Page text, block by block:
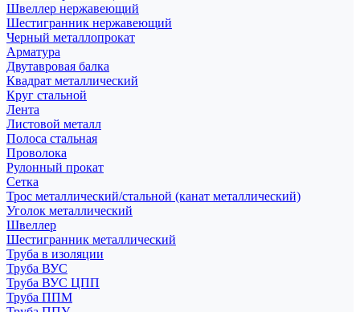
Швеллер нержавеющий
Шестигранник нержавеющий
Черный металлопрокат
Арматура
Двутавровая балка
Квадрат металлический
Круг стальной
Лента
Листовой металл
Полоса стальная
Проволока
Рулонный прокат
Сетка
Трос металлический/стальной (канат металлический)
Уголок металлический
Швеллер
Шестигранник металлический
Труба в изоляции
Труба ВУС
Труба ВУС ЦПП
Труба ППМ